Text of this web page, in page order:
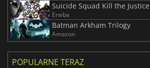
Suicide Squad Kill the
Eneba
Batman Arkham Trilogy
Amazon
POPULARNE TERAZ